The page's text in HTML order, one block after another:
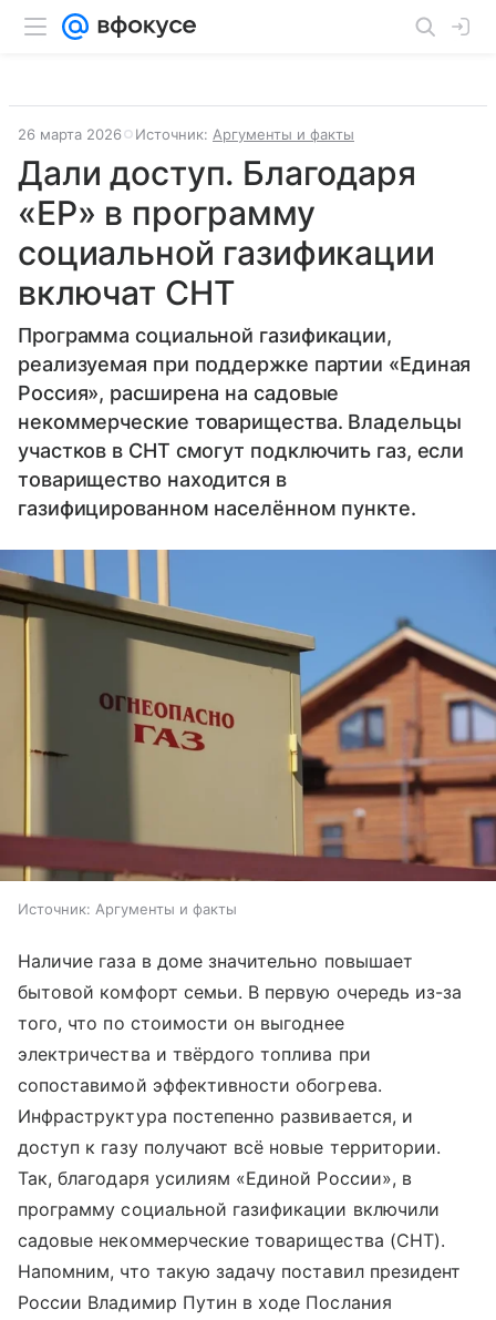
26 марта 2026 Источник: Аргументы и факты
Дали доступ. Благодаря
«ЕР» в программу
социальной газификации
включат СНТ
Программа социальной газификации,
реализуемая при поддержке партии «Единая
Россия», расширена на садовые
некоммерческие товарищества. Владельцы
участков в СНТ смогут подключить газ, если
товарищество находится в
газифицированном населённом пункте.
Источник: Аргументы и факты
Наличие газа в доме значительно повышает
бытовой комфорт семьи. В первую очередь из-за
того, что по стоимости он выгоднее
электричества и твёрдого топлива при
сопоставимой эффективности обогрева.
Инфраструктура постепенно развивается, и
доступ к газу получают всё новые территории.
Так, благодаря усилиям «Единой России», в
программу социальной газификации включили
садовые некоммерческие товарищества (СНТ).
Напомним, что такую задачу поставил президент
России Владимир Путин в ходе Послания